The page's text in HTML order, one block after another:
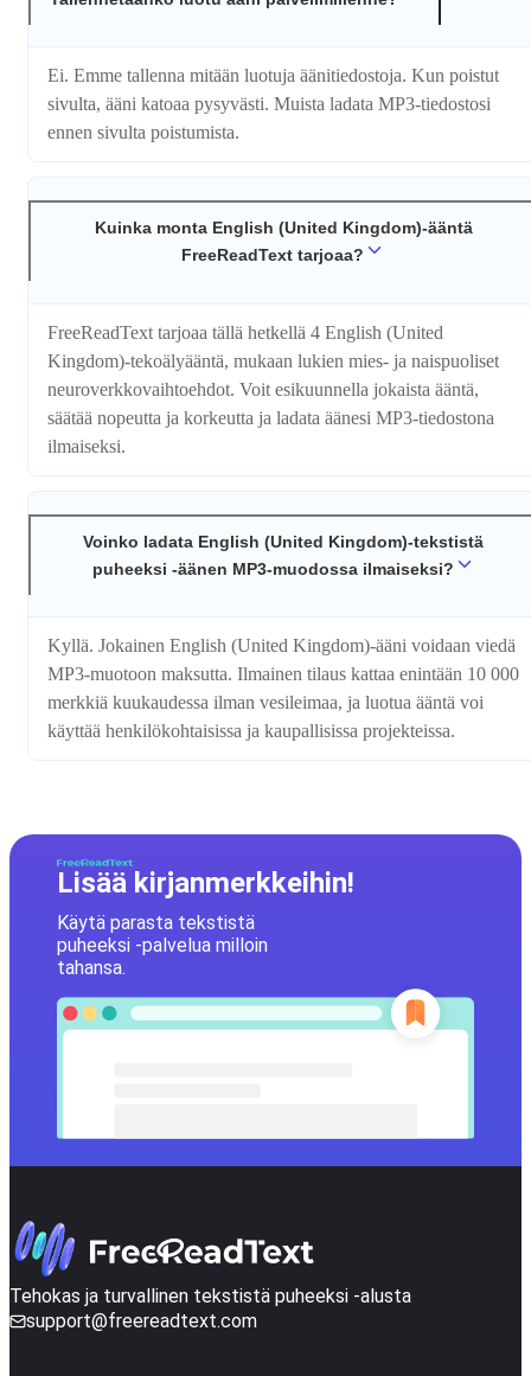
Ei. Emme tallenna mitään luotuja äänitiedostoja. Kun poistut
sivulta, ääni katoaa pysyvästi. Muista ladata MP3-tiedostosi
ennen sivulta poistumista.
Kuinka monta English (United Kingdom)-ääntä
FreeReadText tarjoaa?
FreeReadText tarjoaa tällä hetkellä 4 English (United
Kingdom)-tekoälyääntä, mukaan lukien mies- ja naispuoliset
neuroverkkovaihtoehdot. Voit esikuunnella jokaista ääntä,
säätää nopeutta ja korkeutta ja ladata äänesi MP3-tiedostona
ilmaiseksi.
Voinko ladata English (United Kingdom)-tekstistä
puheeksi -äänen MP3-muodossa ilmaiseksi?
Kyllä. Jokainen English (United Kingdom)-ääni voidaan viedä
MP3-muotoon maksutta. Ilmainen tilaus kattaa enintään 10 000
merkkiä kuukaudessa ilman vesileimaa, ja luotua ääntä voi
käyttää henkilökohtaisissa ja kaupallisissa projekteissa.
Lisää kirjanmerkkeihin!
Käytä parasta tekstistä
puheeksi -palvelua milloin
tahansa.
Tehokas ja turvallinen tekstistä puheeksi -alusta
support@freereadtext.com